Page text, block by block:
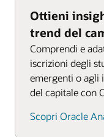
Ottieni
trend del
Comprendi e
iscrizioni degli
emergenti o agli
del capitale con
Scopri Oracle